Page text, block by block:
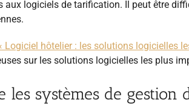
aux logiciels de tarification. Il peut être
Logiciel hôtelier : les solutions logicielles
sur les solutions logicielles les plus
les systèmes de gestion